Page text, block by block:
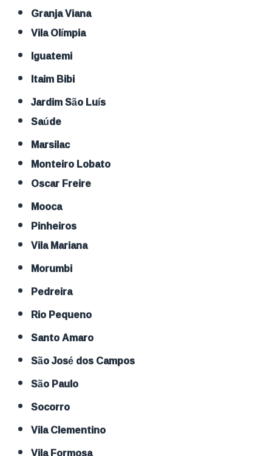
Granja Viana
Vila Olímpia
Iguatemi
Itaim Bibi
Jardim São Luís
Saúde
Marsilac
Monteiro Lobato
Oscar Freire
Mooca
Pinheiros
Vila Mariana
Morumbi
Pedreira
Rio Pequeno
Santo Amaro
São José dos Campos
São Paulo
Socorro
Vila Clementino